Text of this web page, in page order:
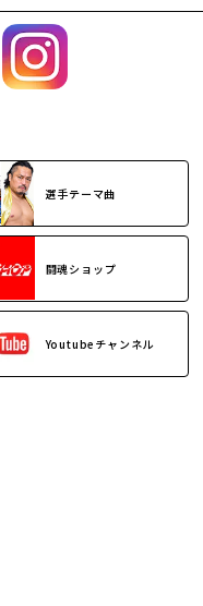
選手テーマ曲
闘魂ショップ
Youtubeチャンネル